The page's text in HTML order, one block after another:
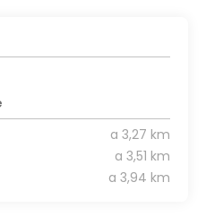
a 3,27 km
a 3,51 km
a 3,94 km